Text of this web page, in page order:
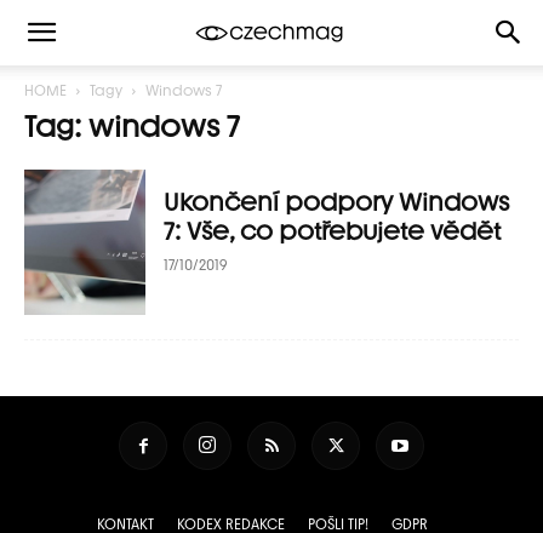
HOME Tagy Windows 7
Tag: windows 7
Ukončení podpory Windows
7: Vše, co potřebujete vědět
17/10/2019
KONTAKT KODEX REDAKCE POŠLI TIP!
GDPR